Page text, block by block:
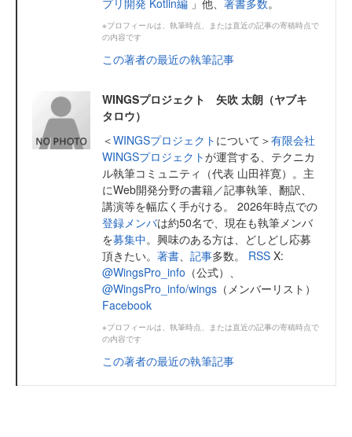
※プロフィールは、執筆時点、または直近の記事の寄稿時点で
の内容です
この著者の最近の執筆記事
WINGSプロジェクト 矢吹 太朗（ヤブキ
タロウ）
＜WINGSプロジェクト について＞有限会社
WINGSプロジェクトが運営する、テクニカ
ル執筆コミュニティ（代表 山田祥寛）。主
にWeb開発分野の書籍／記事執筆、翻訳、
講演等を幅広く手がける。 2026年時点での
登録メンバは約50名で、現在も執筆メンバ
を募集中。興味のある方は、どしどし応募
頂きたい。 著書 記事多数。 RSS X:
@WingsPro_info （公式）、
@WingsPro_info/wings （メンバーリスト）
Facebook
※プロフィールは、執筆時点、または直近の記事の寄稿時点で
の内容です
この著者の最近の執筆記事